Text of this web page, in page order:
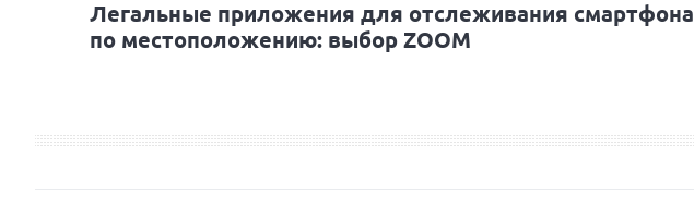
Легальные приложения для отслеживания смартфона
по местоположению: выбор ZOOM